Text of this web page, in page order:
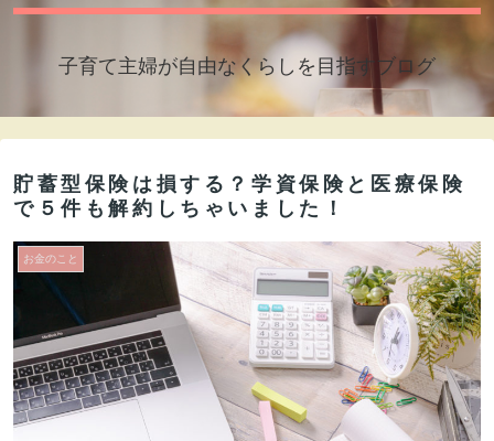
子育て主婦が自由なくらしを目指すブログ
貯蓄型保険は損する？学資保険と医療保険
で５件も解約しちゃいました！
お金のこと